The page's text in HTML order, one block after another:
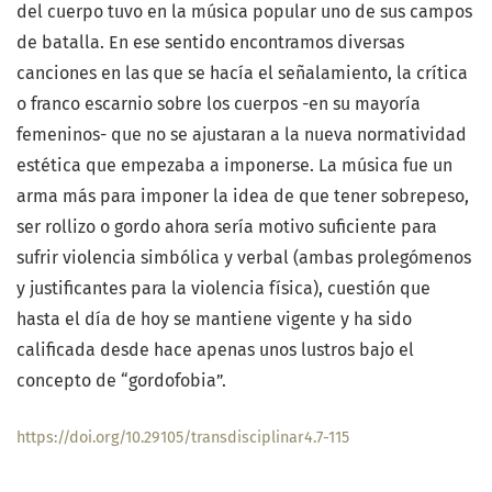
del cuerpo tuvo en la música popular uno de sus campos
de batalla. En ese sentido encontramos diversas
canciones en las que se hacía el señalamiento, la crítica
o franco escarnio sobre los cuerpos -en su mayoría
femeninos- que no se ajustaran a la nueva normatividad
estética que empezaba a imponerse. La música fue un
arma más para imponer la idea de que tener sobrepeso,
ser rollizo o gordo ahora sería motivo suficiente para
sufrir violencia simbólica y verbal (ambas prolegómenos
y justificantes para la violencia física), cuestión que
hasta el día de hoy se mantiene vigente y ha sido
calificada desde hace apenas unos lustros bajo el
concepto de “gordofobia”.
https://doi.org/10.29105/transdisciplinar4.7-115